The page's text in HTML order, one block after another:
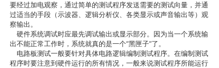
要经过加电观察，通过简单的测试程序发送需要的测试向量，并通
过适当的手段（示波器、逻辑分析仪、各类显示或声音输出等）观
察输出。
硬件系统调试时应最先调试输出或显示部分。因为当一个系统输
出不能正常工作时，系统就真的是一个“黑匣子”了。
电路板测试一般要针对具体电路逻辑编制测试程序。在编制测试
程序时要注意到硬件运行的所有情况，一般来说测试程序所能运行